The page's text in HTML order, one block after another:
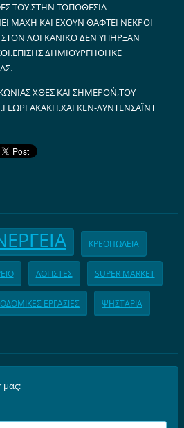
ΤΟΥ.ΣΤΗΝ ΤΟΠΟΘΕΣΙΑ
ΜΑΧΗ ΚΑΙ ΕΧΟΥΝ ΘΑΦΤΕΙ ΝΕΚΡΟΙ
ΣΤΟΝ ΛΟΓΚΑΝΙΚΟ ΔΕΝ ΥΠΗΡΞΑΝ
ΔΗΜΙΟΥΡΓΗΘΗΚΕ
ΧΘΕΣ ΚΑΙ ΣΗΜΕΡΟΝ΄΄,ΤΟΥ
ΛΥΝΤΕΝΣΑΪΝΤ
ΚΡΕΟΠΩΛΕΙΑ
ΛΟΓΙΣΤΕΣ SUPER MARKET
ΕΡΓΑΣΙΕΣ ΨΗΣΤΑΡΙΑ
μας: